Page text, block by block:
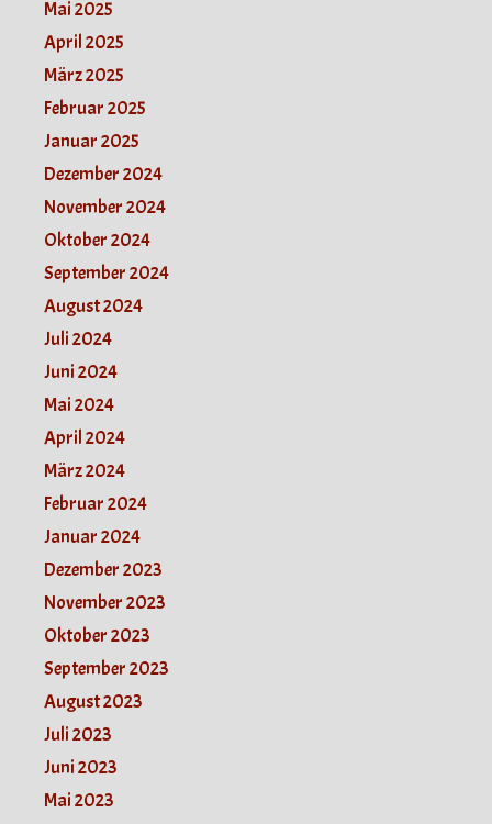
Mai 2025
April 2025
März 2025
Februar 2025
Januar 2025
Dezember 2024
November 2024
Oktober 2024
September 2024
August 2024
Juli 2024
Juni 2024
Mai 2024
April 2024
März 2024
Februar 2024
Januar 2024
Dezember 2023
November 2023
Oktober 2023
September 2023
August 2023
Juli 2023
Juni 2023
Mai 2023